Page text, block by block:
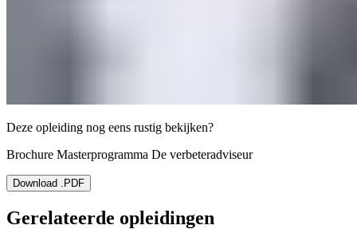
Deze opleiding nog eens rustig bekijken?
Brochure Masterprogramma De verbeteradviseur
Download .PDF
Gerelateerde opleidingen